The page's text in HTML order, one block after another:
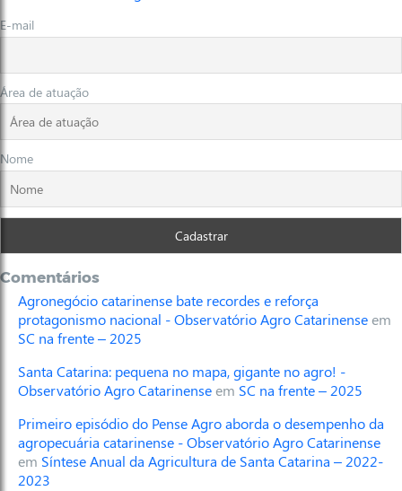
E-mail
Área de atuação
Nome
Comentários
Agronegócio catarinense bate recordes e reforça
protagonismo nacional - Observatório Agro Catarinenseem
SC na frente – 2025
Santa Catarina: pequena no mapa, gigante no agro! -
Observatório Agro Catarinenseem SC na frente – 2025
Primeiro episódio do Pense Agro aborda o desempenho da
agropecuária catarinense - Observatório Agro Catarinense
em Síntese Anual da Agricultura de Santa Catarina – 2022-
2023